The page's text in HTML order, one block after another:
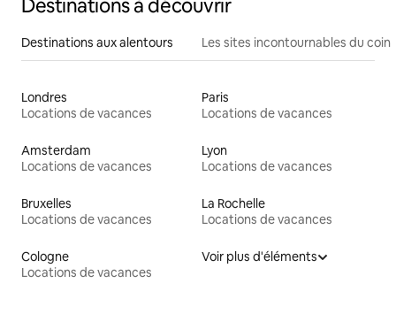
Destinations à découvrir
Destinations aux alentours Les sites incontournables du coin
Londres
Locations de vacances
Paris
Locations de vacances
Amsterdam
Locations de vacances
Lyon
Locations de vacances
Bruxelles
Locations de vacances
La Rochelle
Locations de vacances
Cologne
Locations de vacances
Voir plus d'éléments